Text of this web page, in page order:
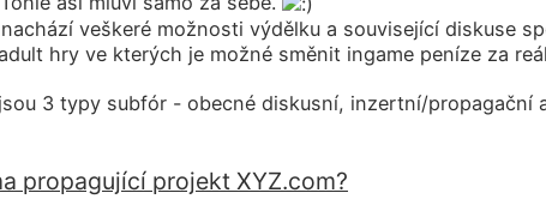
veškeré možnosti výdělku a související diskuse
hry ve kterých je možné směnit ingame peníze za
3 typy subfór - obecné diskusní, inzertní/propagační
propagující projekt XYZ.com?